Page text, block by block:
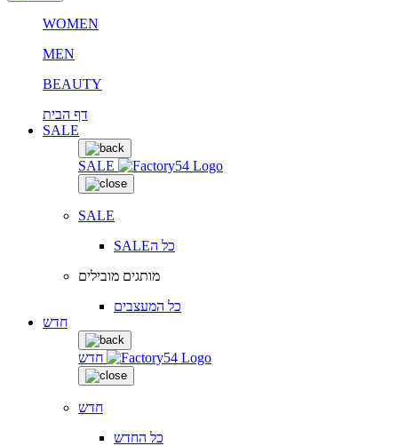
WOMEN
MEN
BEAUTY
דף הבית
SALE
SALE
SALE
SALEכל ה
מותגים מובילים
כל המעצבים
חדש
חדש
חדש
כל החדש